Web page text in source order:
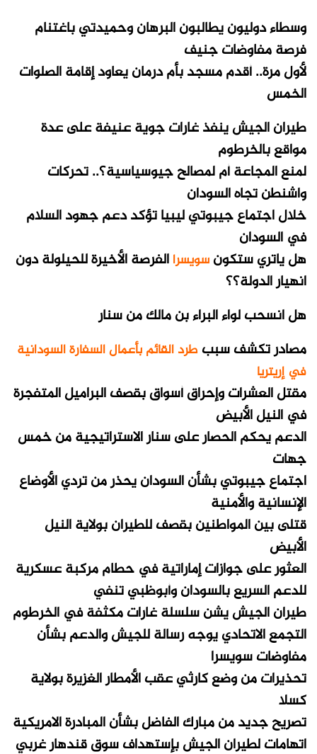
وسطاء دوليون يطالبون البرهان وحميدتي باغتنام
فرصة مفاوضات جنيف
لأول مرة.. أقدم مسجد بأم درمان يعاود إقامة الصلوات
الخمس
طيران الجيش ينفذ غارات جوية عنيفة على عدة
مواقع بالخرطوم
لمنع المجاعة أم لمصالح جيوسياسية؟.. تحركات
واشنطن تجاه السودان
خلال اجتماع جيبوتي ليبيا تؤكد دعم جهود السلام
في السودان
هل ياتري ستكون سويسرا الفرصة الأخيرة للحيلولة دون
انهيار الدولة؟؟
هل انسحب لواء البراء بن مالك من سنار
مصادر تكشف سبب طرد القائم بأعمال السفارة السودانية
في إريتريا
مقتل العشرات وإحراق أسواق بقصف البراميل المتفجرة
في النيل الأبيض
الدعم يحكم الحصار على سنار الاستراتيجية من خمس
جهات
اجتماع جيبوتي بشأن السودان يحذر من تردي الأوضاع
الإنسانية والأمنية
قتلى بين المواطنين بقصف للطيران بولاية النيل
الأبيض
العثور على جوازات إماراتية في حطام مركبة عسكرية
للدعم السريع بالسودان وأبوظبي تنفي
طيران الجيش يشن سلسلة غارات مكثفة في الخرطوم
التجمع الاتحادي يوجه رسالة للجيش والدعم بشأن
مفاوضات سويسرا
تحذيرات من وضع كارثي عقب الأمطار الغزيرة بولاية
كسلا
تصريح جديد من مبارك الفاضل بشأن المبادرة الامريكية
اتهامات لطيران الجيش بإستهداف سوق قندهار غربي